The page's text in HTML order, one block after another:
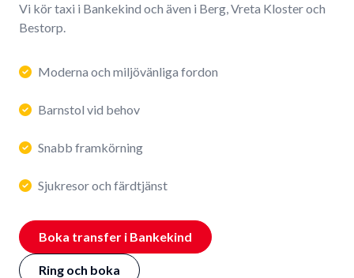
Vi kör taxi i Bankekind och även i Berg, Vreta Kloster och
Bestorp.
Moderna och miljövänliga fordon
Barnstol vid behov
Snabb framkörning
Sjukresor och färdtjänst
Boka transfer i Bankekind
Ring och boka